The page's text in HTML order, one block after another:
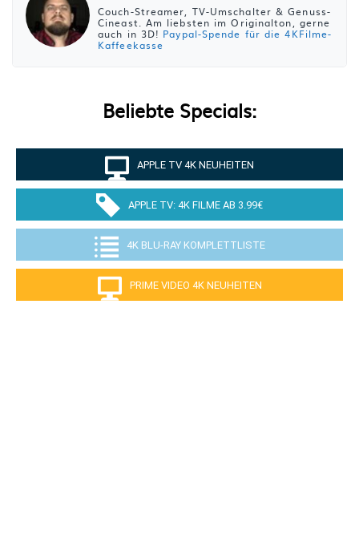
Couch-Streamer, TV-Umschalter & Genuss-
Cineast. Am liebsten im Originalton, gerne
auch in 3D! Paypal-Spende für die 4KFilme-
Kaffeekasse
Beliebte Specials:
APPLE TV 4K NEUHEITEN
APPLE TV: 4K FILME AB 3.99€
4K BLU-RAY KOMPLETTLISTE
PRIME VIDEO 4K NEUHEITEN